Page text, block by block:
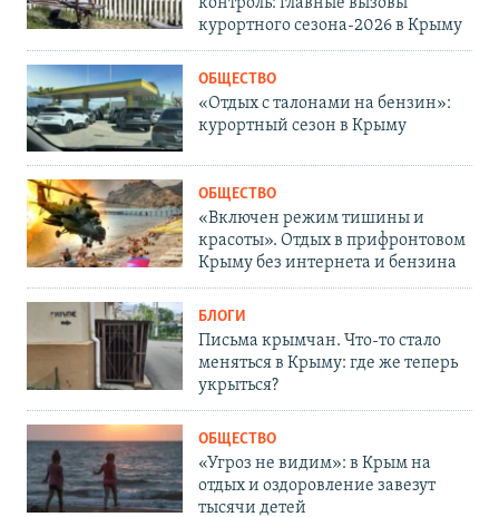
курортного сезона-2026 в Крыму
ОБЩЕСТВО
«Отдых с талонами на бензин»:
курортный сезон в Крыму
ОБЩЕСТВО
«Включен режим тишины и
красоты». Отдых в прифронтовом
Крыму без интернета и бензина
БЛОГИ
Письма крымчан. Что-то стало
меняться в Крыму: где же теперь
укрыться?
ОБЩЕСТВО
«Угроз не видим»: в Крым на
отдых и оздоровление завезут
тысячи детей